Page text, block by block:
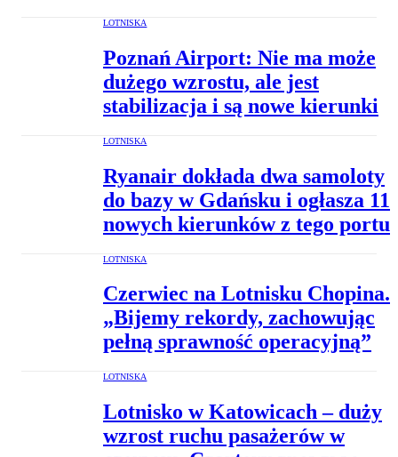
LOTNISKA
Poznań Airport: Nie ma może
dużego wzrostu, ale jest
stabilizacja i są nowe kierunki
LOTNISKA
Ryanair dokłada dwa samoloty
do bazy w Gdańsku i ogłasza 11
nowych kierunków z tego portu
LOTNISKA
Czerwiec na Lotnisku Chopina.
„Bijemy rekordy, zachowując
pełną sprawność operacyjną”
LOTNISKA
Lotnisko w Katowicach – duży
wzrost ruchu pasażerów w